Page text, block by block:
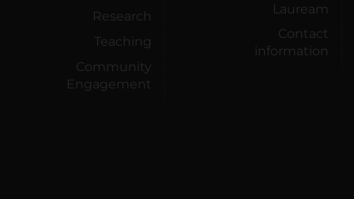
Research
Teaching
Community
Engagement
Lauream
Contact
information